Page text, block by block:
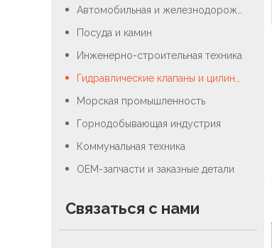
Посуда и камин
Инженерно-строительная техника
Морская промышленность
Горнодобывающая индустрия
Коммунальная техника
OEM-запчасти и заказные детали
Связаться с нами